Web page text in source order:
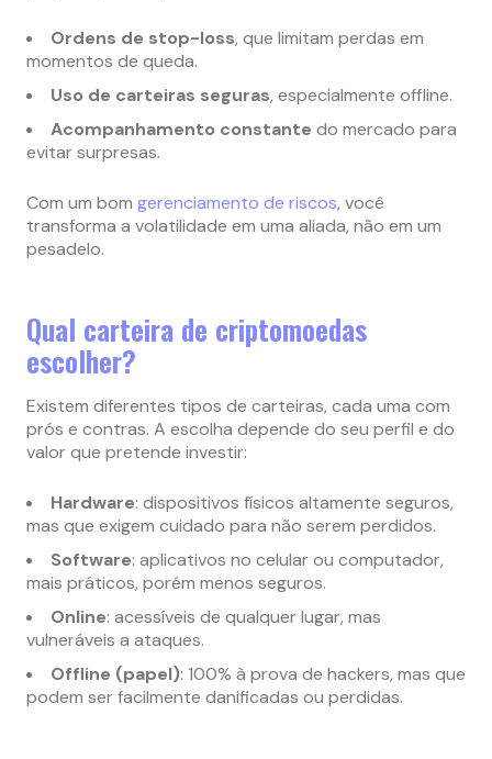
Ordens de stop-loss, que limitam perdas em
momentos de queda.
Uso de carteiras seguras, especialmente offline.
Acompanhamento constante do mercado para
evitar surpresas.
Com um bom gerenciamento de riscos, você
transforma a volatilidade em uma aliada, não em um
pesadelo.
Qual carteira de criptomoedas
escolher?
Existem diferentes tipos de carteiras, cada uma com
prós e contras. A escolha depende do seu perfil e do
valor que pretende investir:
Hardware: dispositivos físicos altamente seguros,
mas que exigem cuidado para não serem perdidos.
Software: aplicativos no celular ou computador,
mais práticos, porém menos seguros.
Online: acessíveis de qualquer lugar, mas
vulneráveis a ataques.
Offline (papel): 100% à prova de hackers, mas que
podem ser facilmente danificadas ou perdidas.